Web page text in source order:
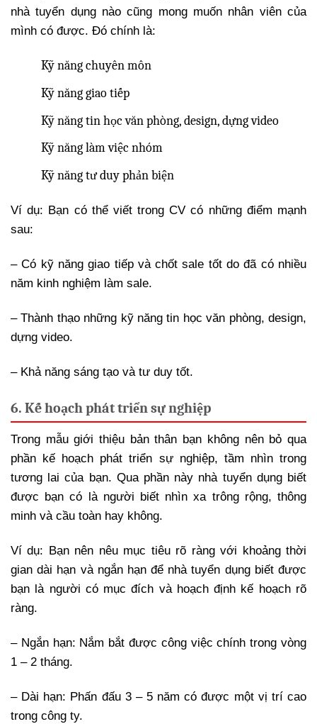
nhà tuyển dụng nào cũng mong muốn nhân viên của
mình có được. Đó chính là:
Kỹ năng chuyên môn
Kỹ năng giao tiếp
Kỹ năng tin học văn phòng, design, dựng video
Kỹ năng làm việc nhóm
Kỹ năng tư duy phản biện
Ví dụ: Bạn có thể viết trong CV có những điểm mạnh
sau:
– Có kỹ năng giao tiếp và chốt sale tốt do đã có nhiều
năm kinh nghiệm làm sale.
– Thành thạo những kỹ năng tin học văn phòng, design,
dựng video.
– Khả năng sáng tạo và tư duy tốt.
6. Kế hoạch phát triển sự nghiệp
Trong mẫu giới thiệu bản thân bạn không nên bỏ qua
phần kế hoạch phát triển sự nghiệp, tầm nhìn trong
tương lai của bạn. Qua phần này nhà tuyển dụng biết
được bạn có là người biết nhìn xa trông rộng, thông
minh và cầu toàn hay không.
Ví dụ: Bạn nên nêu mục tiêu rõ ràng với khoảng thời
gian dài hạn và ngắn hạn để nhà tuyển dụng biết được
bạn là người có mục đích và hoạch định kế hoạch rõ
ràng.
– Ngắn hạn: Nắm bắt được công việc chính trong vòng
1 – 2 tháng.
– Dài hạn: Phấn đấu 3 – 5 năm có được một vị trí cao
trong công ty.